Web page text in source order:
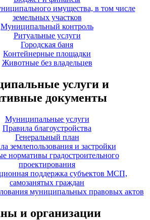
имущества, в том числе
земельных участков
Муниципальный контроль
Ритуальные услуги
Городская баня
Контейнерные площадки
Животные без владельцев
услуги и
документы
Муниципальные услуги
Правила благоустройства
Генеральный план
землепользования и застройки
нормативы градостроительного
проектирования
поддержка субъектов МСП,
самозанятых граждан
муниципальных правовых актов
и организации